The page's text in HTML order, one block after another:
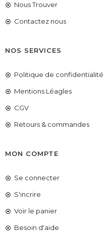
Nous Trouver
Contactez nous
NOS SERVICES
Politique de confidentialité
Mentions Léagles
CGV
Retours & commandes
MON COMPTE
Se connecter
S'incrire
Voir le panier
Besoin d'aide